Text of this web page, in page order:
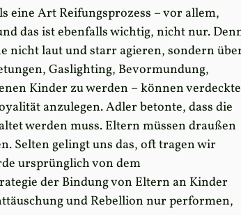
eine Art Reifungsprozess – vor allem,
das ist ebenfalls wichtig, nicht nur.
nicht laut und starr agieren, sondern
Gaslighting, Bevormundung,
Kinder zu werden – können verdeckte
anzulegen. Adler betonte, dass die
werden muss. Eltern müssen draußen
Selten gelingt uns das, oft tragen wir
ursprünglich von dem
der Bindung von Eltern an Kinder
und Rebellion nur performen,